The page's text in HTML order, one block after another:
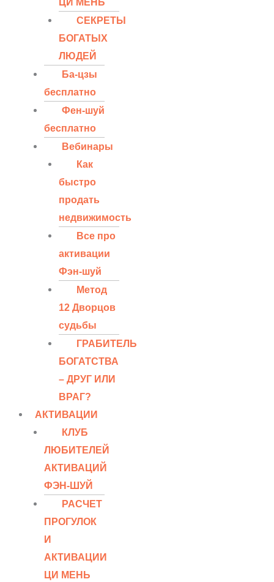
ЦИ МЕНЬ
СЕКРЕТЫ
БОГАТЫХ
ЛЮДЕЙ
Ба-цзы
бесплатно
Фен-шуй
бесплатно
Вебинары
Как
быстро
продать
недвижимость
Все про
активации
Фэн-шуй
Метод
12 Дворцов
судьбы
ГРАБИТЕЛЬ
БОГАТСТВА
– ДРУГ ИЛИ
ВРАГ?
АКТИВАЦИИ
КЛУБ
ЛЮБИТЕЛЕЙ
АКТИВАЦИЙ
ФЭН-ШУЙ
РАСЧЕТ
ПРОГУЛОК
И
АКТИВАЦИИ
ЦИ МЕНЬ